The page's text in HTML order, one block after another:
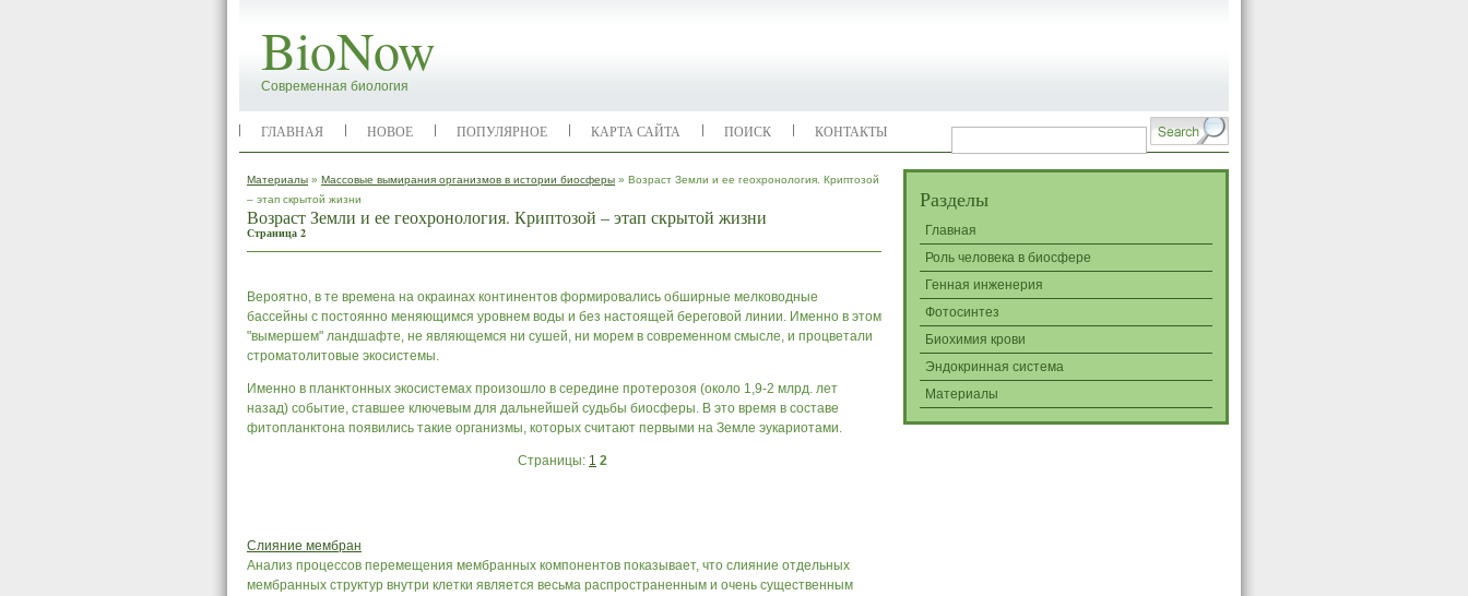
BioNow
Современная биология
ГЛАВНАЯ НОВОЕ ПОПУЛЯРНОЕ КАРТА САЙТА ПОИСК КОНТАКТЫ
Материалы » Массовые вымирания организмов в истории биосферы » Возраст Земли и ее геохронология. Криптозой
– этап скрытой жизни
Возраст Земли и ее геохронология. Криптозой – этап скрытой жизни
Страница 2
Вероятно, в те времена на окраинах континентов формировались обширные мелководные
бассейны с постоянно меняющимся уровнем воды и без настоящей береговой линии. Именно в этом
"вымершем" ландшафте, не являющемся ни сушей, ни морем в современном смысле, и процветали
строматолитовые экосистемы.
Именно в планктонных экосистемах произошло в середине протерозоя (около 1,9-2 млрд. лет
назад) событие, ставшее ключевым для дальнейшей судьбы биосферы. В это время в составе
фитопланктона появились такие организмы, которых считают первыми на Земле эукариотами.
Страницы: 1 2
Слияние мембран
Анализ процессов перемещения мембранных компонентов показывает, что слияние отдельных
мембранных структур внутри клетки является весьма распространенным и очень существенным
Разделы
Главная
Роль человека в биосфере
Генная инженерия
Фотосинтез
Биохимия крови
Эндокринная система
Материалы